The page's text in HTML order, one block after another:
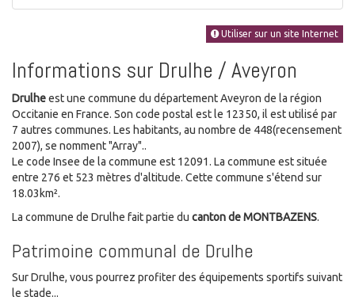
Utiliser sur un site Internet
Informations sur Drulhe / Aveyron
Drulheest une commune du département Aveyron de la région
Occitanie en France. Son code postal est le 12350, il est utilisé par
7 autres communes. Les habitants, au nombre de 448(recensement
2007), se nomment "Array"..
Le code Insee de la commune est 12091. La commune est située
entre 276 et 523 mètres d'altitude. Cette commune s'étend sur
18.03km².
La commune de Drulhe fait partie du canton de MONTBAZENS.
Patrimoine communal de Drulhe
Sur Drulhe, vous pourrez profiter des équipements sportifs suivant
le stade...